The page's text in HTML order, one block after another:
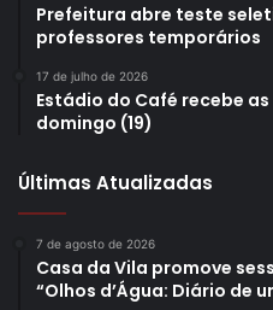
Prefeitura abre teste
professores temporários
17 de julho de 2026
Estádio do Café recebe as
domingo (19)
Últimas Atualizadas
7 de agosto de 2026
Casa da Vila promove
“Olhos d’Água: Diário de